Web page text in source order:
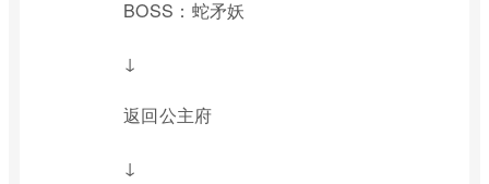
BOSS：蛇矛妖
↓
返回公主府
↓